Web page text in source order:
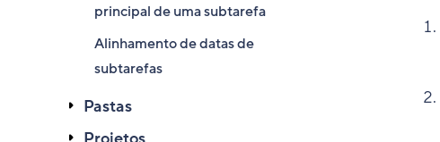
principal de uma subtarefa
Alinhamento de datas de
subtarefas
Pastas